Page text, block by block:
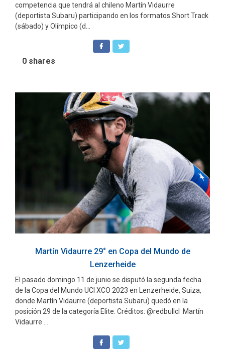
competencia que tendrá al chileno Martín Vidaurre
(deportista Subaru) participando en los formatos Short Track
(sábado) y Olímpico (d...
0 shares
Martín Vidaurre 29° en Copa del Mundo de
Lenzerheide
El pasado domingo 11 de junio se disputó la segunda fecha
de la Copa del Mundo UCI XCO 2023 en Lenzerheide, Suiza,
donde Martín Vidaurre (deportista Subaru) quedó en la
posición 29 de la categoría Elite. Créditos: @redbullcl Martín
Vidaurre ...